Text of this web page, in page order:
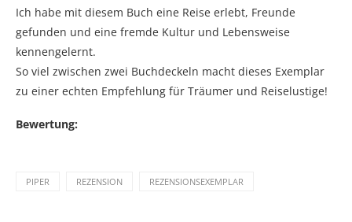
Ich habe mit diesem Buch eine Reise erlebt, Freunde
gefunden und eine fremde Kultur und Lebensweise
kennengelernt.
So viel zwischen zwei Buchdeckeln macht dieses Exemplar
zu einer echten Empfehlung für Träumer und Reiselustige!
Bewertung:
PIPER REZENSION REZENSIONSEXEMPLAR